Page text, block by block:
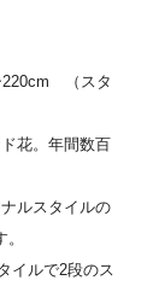
（スタ
花。年間数百
ルスタイルの
イルで2段のス